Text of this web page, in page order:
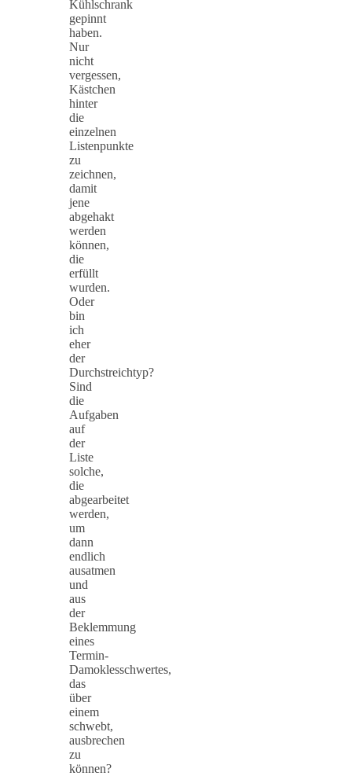
Kühlschrank
gepinnt
haben.
Nur
nicht
vergessen,
Kästchen
hinter
die
einzelnen
Listenpunkte
zu
zeichnen,
damit
jene
abgehakt
werden
können,
die
erfüllt
wurden.
Oder
bin
ich
eher
der
Durchstreichtyp?
Sind
die
Aufgaben
auf
der
Liste
solche,
die
abgearbeitet
werden,
um
dann
endlich
ausatmen
und
aus
der
Beklemmung
eines
Termin-
Damoklesschwertes,
das
über
einem
schwebt,
ausbrechen
zu
können?